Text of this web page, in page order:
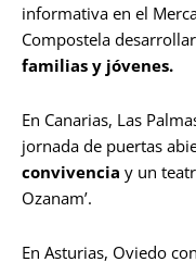
informativa en el
Compostela
familias y jóvenes.
En Canarias, Las
jornada de puertas
convivencia y un
Ozanam’.
En Asturias, Oviedo